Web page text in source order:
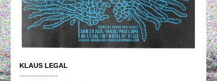
KLAUS LEGAL
----------------